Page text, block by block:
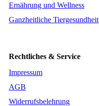
Ernährung und Wellness
Ganzheitliche Tiergesundheit
Rechtliches & Service
Impressum
AGB
Widerrufsbelehrung